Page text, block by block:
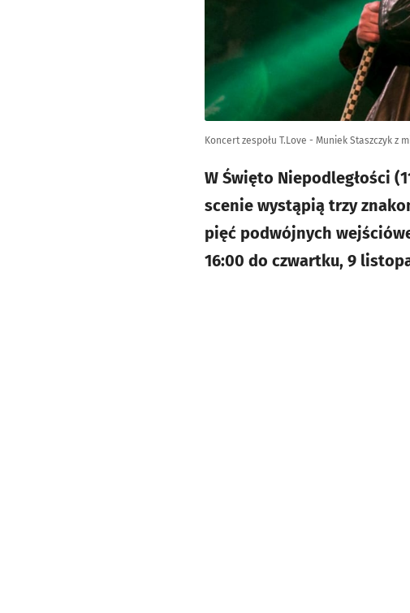
Koncert zespołu T.Love - Muniek Staszczyk z
W Święto Niepodległości
scenie wystąpią trzy
pięć podwójnych
16:00 do czwartku, 9